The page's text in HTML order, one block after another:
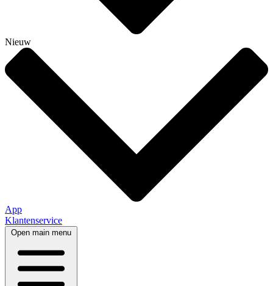
Nieuw
App
Klantenservice
Open main menu